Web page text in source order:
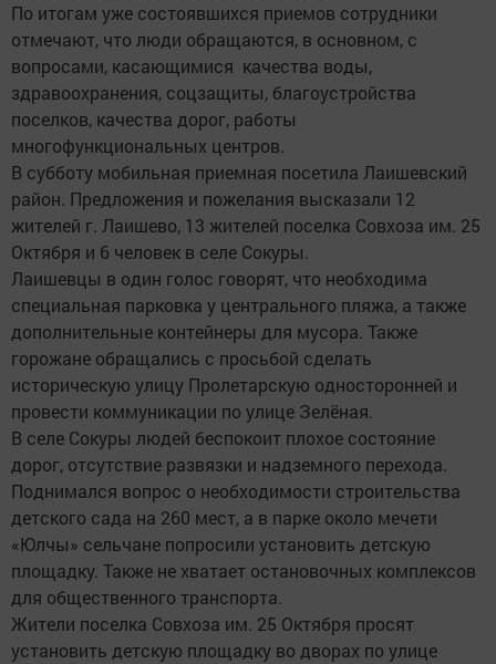
По итогам уже состоявшихся приемов сотрудники
отмечают, что люди обращаются, в основном, с
вопросами, касающимися качества воды,
здравоохранения, соцзащиты, благоустройства
поселков, качества дорог, работы
многофункциональных центров.
В субботу мобильная приемная посетила Лаишевский
район. Предложения и пожелания высказали 12
жителей г. Лаишево, 13 жителей поселка Совхоза им. 25
Октября и 6 человек в селе Сокуры.
Лаишевцы в один голос говорят, что необходима
специальная парковка у центрального пляжа, а также
дополнительные контейнеры для мусора. Также
горожане обращались с просьбой сделать
историческую улицу Пролетарскую односторонней и
провести коммуникации по улице Зелёная.
В селе Сокуры людей беспокоит плохое состояние
дорог, отсутствие развязки и надземного перехода.
Поднимался вопрос о необходимости строительства
детского сада на 260 мест, а в парке около мечети
«Юлчы» сельчане попросили установить детскую
площадку. Также не хватает остановочных комплексов
для общественного транспорта.
Жители поселка Совхоза им. 25 Октября просят
установить детскую площадку во дворах по улице